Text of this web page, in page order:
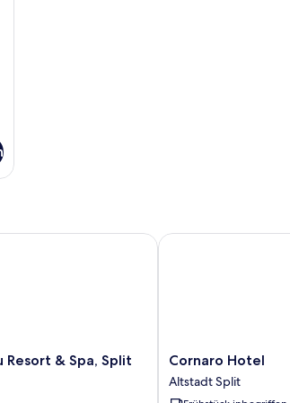
Resort & Spa, Split
& Spa, Split
Cornaro
Hotel
Altstadt
Cornaro Hotel
Altstadt Split
Cornaro Hotel